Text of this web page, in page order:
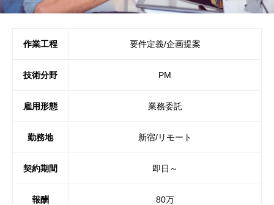
作業工程 要件定義/企画提案
技術分野 PM
雇用形態 業務委託
勤務地 新宿/リモート
契約期間 即日～
報酬 80万